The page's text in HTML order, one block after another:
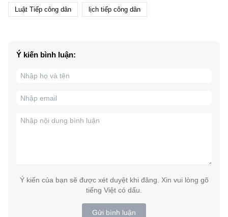
Luật Tiếp công dân lịch tiếp công dân
Ý kiến bình luận:
Ý kiến của bạn sẽ được xét duyệt khi đăng. Xin vui lòng gõ
tiếng Việt có dấu.
Gửi bình luận